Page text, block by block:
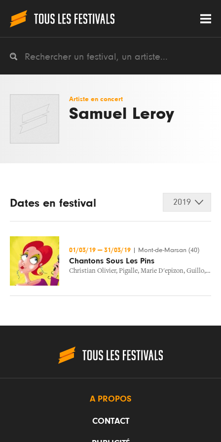
Artiste en concert
Samuel Leroy
Dates en festival 2019
01/03/19 — 31/03/19 Mont-de-Marsan (40)
Chantons Sous Les Pins
Christian Olivier, Pigalle, Marie D'epizon, Guillo,
A PROPOS
CONTACT